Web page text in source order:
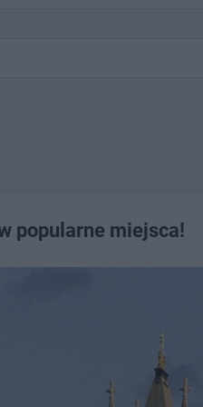
popularne miejsca!